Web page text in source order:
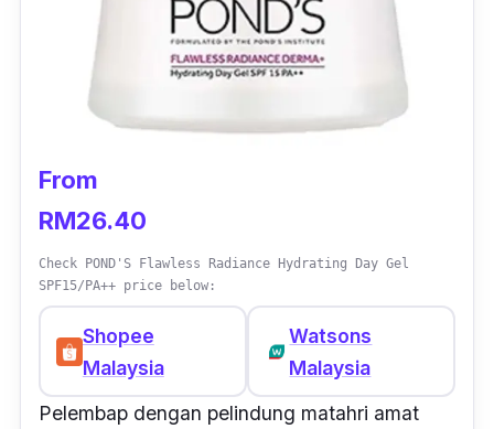
From
RM26.40
Check POND'S Flawless Radiance Hydrating Day Gel
SPF15/PA++ price below:
Shopee
Malaysia
Watsons
Malaysia
Pelembap dengan pelindung matahri amat